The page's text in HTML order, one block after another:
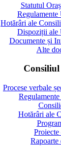
Statutul
Hotărâri ale
Dispoziții ale
Documente și
Alte
Procese verbale
Hotărâri ale
Proiecte
Rapoarte